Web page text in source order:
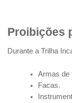
Proibições
Durante a Trilha
Armas de
Facas.